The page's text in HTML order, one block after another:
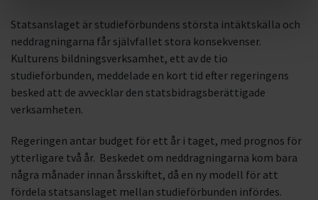
Statsanslaget är studieförbundens största intäktskälla och
neddragningarna får självfallet stora konsekvenser.
Kulturens bildningsverksamhet, ett av de tio
studieförbunden, meddelade en kort tid efter regeringens
besked att de avvecklar den statsbidragsberättigade
verksamheten.
Regeringen antar budget för ett år i taget, med prognos för
ytterligare två år. Beskedet om neddragningarna kom bara
några månader innan årsskiftet, då en ny modell för att
fördela statsanslaget mellan studieförbunden infördes.